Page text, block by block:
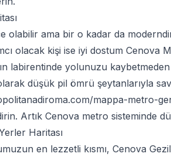
olabilir ama bir o kadar da
olacak kişi ise iyi dostum Cenova
labirentinde yolunuzu
düşük pil ömrü şeytanlarıyla
mappa-metro-
Artık Cenova metro sisteminde
Haritası
en lezzetli kısmı, Cenova